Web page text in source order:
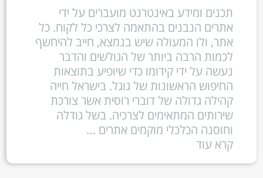
תכנים ומידע באינטרנט מועברים על ידי
אתרים הנבנים בהתאמה לצרכי כל לקוח. כל
אתר, ולו המעולה שיש בנמצא, חייב להיחשף
לכמות הרבה ביותר של הגולשים והדבר
נעשה על ידי קידומו כדי שיופיע בתוצאות
החיפוש הראשונות של גוגל. בישראל חייה
קהילה גדולה של דוברי רוסית אשר צורכת
שירותים המתאימים לצרכיה. בשל גודלה
וחוסנה הכלכלי מוקמים אתרים …
קרא עוד